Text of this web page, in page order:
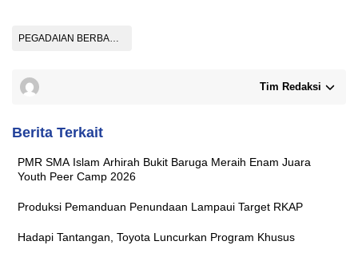
Tim Redaksi
Berita Terkait
PMR SMA Islam Arhirah Bukit Baruga Meraih Enam Juara
Youth Peer Camp 2026
Produksi Pemanduan Penundaan Lampaui Target RKAP
Hadapi Tantangan, Toyota Luncurkan Program Khusus